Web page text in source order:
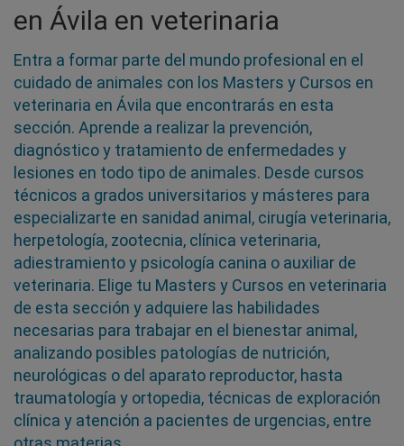
en Ávila en veterinaria
Entra a formar parte del mundo profesional en el
cuidado de animales con los Masters y Cursos en
veterinaria en Ávila que encontrarás en esta
sección. Aprende a realizar la prevención,
diagnóstico y tratamiento de enfermedades y
lesiones en todo tipo de animales. Desde cursos
técnicos a grados universitarios y másteres para
especializarte en sanidad animal, cirugía veterinaria,
herpetología, zootecnia, clínica veterinaria,
adiestramiento y psicología canina o auxiliar de
veterinaria. Elige tu Masters y Cursos en veterinaria
de esta sección y adquiere las habilidades
necesarias para trabajar en el bienestar animal,
analizando posibles patologías de nutrición,
neurológicas o del aparato reproductor, hasta
traumatología y ortopedia, técnicas de exploración
clínica y atención a pacientes de urgencias, entre